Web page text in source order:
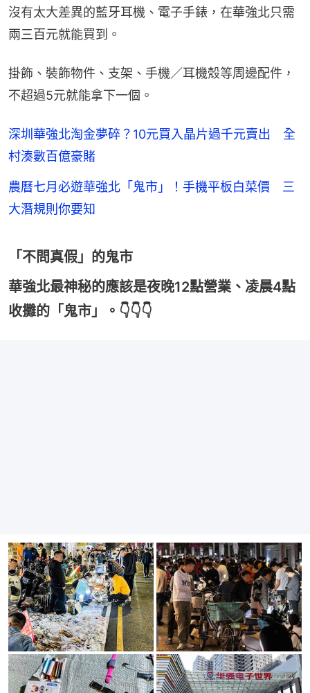
沒有太大差異的藍牙耳機、電子手錶，在華強北只需
兩三百元就能買到。
掛飾、裝飾物件、支架、手機／耳機殼等周邊配件，
不超過5元就能拿下一個。
深圳華強北淘金夢碎？10元買入晶片過千元賣出 全
村湊數百億豪賭
農曆七月必遊華強北「鬼市」！手機平板白菜價 三
大潛規則你要知
「不問真假」的鬼市
華強北最神秘的應該是夜晚12點營業、凌晨4點
收攤的「鬼市」。👇👇👇